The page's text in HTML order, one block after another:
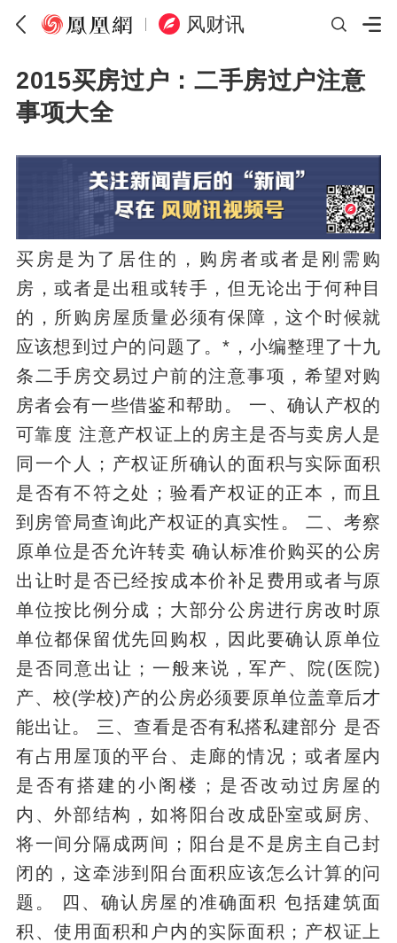
风财讯
2015买房过户：二手房过户注意
事项大全
买房是为了居住的，购房者或者是刚需购
房，或者是出租或转手，但无论出于何种目
的，所购房屋质量必须有保障，这个时候就
应该想到过户的问题了。*，小编整理了十九
条二手房交易过户前的注意事项，希望对购
房者会有一些借鉴和帮助。 一、确认产权的
可靠度 注意产权证上的房主是否与卖房人是
同一个人；产权证所确认的面积与实际面积
是否有不符之处；验看产权证的正本，而且
到房管局查询此产权证的真实性。 二、考察
原单位是否允许转卖 确认标准价购买的公房
出让时是否已经按成本价补足费用或者与原
单位按比例分成；大部分公房进行房改时原
单位都保留优先回购权，因此要确认原单位
是否同意出让；一般来说，军产、院(医院)
产、校(学校)产的公房必须要原单位盖章后才
能出让。 三、查看是否有私搭私建部分 是否
有占用屋顶的平台、走廊的情况；或者屋内
是否有搭建的小阁楼；是否改动过房屋的
内、外部结构，如将阳台改成卧室或厨房、
将一间分隔成两间；阳台是不是房主自己封
闭的，这牵涉到阳台面积应该怎么计算的问
题。 四、确认房屋的准确面积 包括建筑面
积、使用面积和户内的实际面积；产权证上